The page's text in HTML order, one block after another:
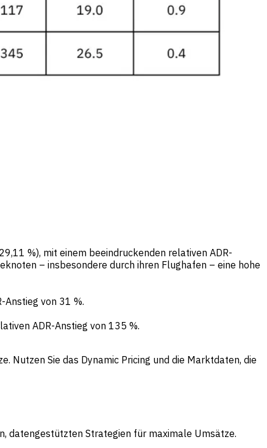
%), mit einem beeindruckenden relativen ADR-
– insbesondere durch ihren Flughafen – eine hohe
Anstieg von 31 %.
ADR-Anstieg von 135 %.
Nutzen Sie das Dynamic Pricing und die Marktdaten, die
datengestützten Strategien für maximale Umsätze.